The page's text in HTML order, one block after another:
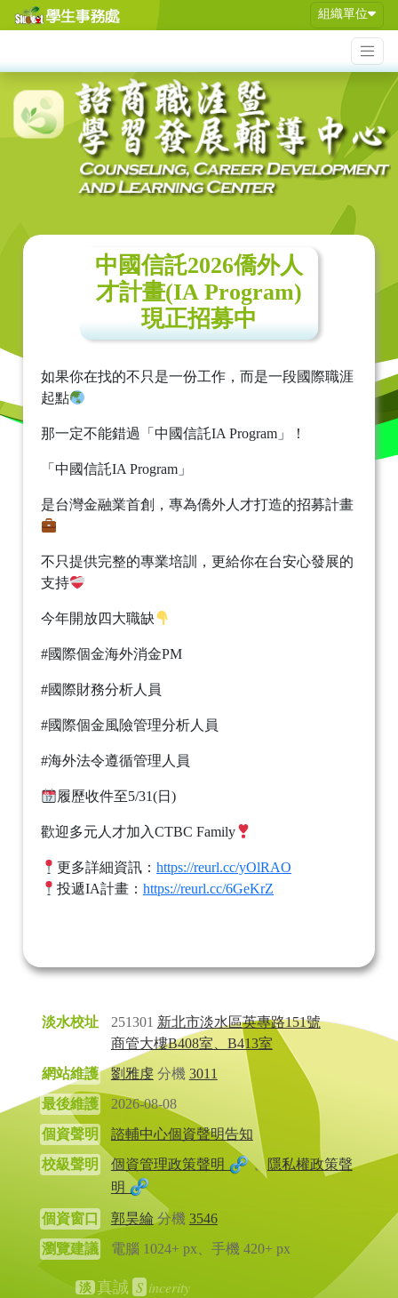
組織單位
中國信託2026僑外人
才計畫(IA Program)
現正招募中
如果你在找的不只是一份工作，而是一段國際職涯
起點
那一定不能錯過「中國信託IA Program」！
「中國信託IA Program」
是台灣金融業首創，專為僑外人才打造的招募計畫
不只提供完整的專業培訓，更給你在台安心發展的
支持
今年開放四大職缺
#國際個金海外消金PM
#國際財務分析人員
#國際個金風險管理分析人員
#海外法令遵循管理人員
履歷收件至5/31(日)
歡迎多元人才加入CTBC Family
更多詳細資訊： https://reurl.cc/yOlRAO
投遞IA計畫： https://reurl.cc/6GeKrZ
淡水校址 251301 新北市淡水區英專路151號
商管大樓B408室、B413室
網站維護
劉雅虔分機 3011
最後維護
2026-08-08
個資聲明
諮輔中心個資聲明告知
校級聲明
個資管理政策聲明 、 隱私權政策聲
明
個資窗口 郭昊綸 分機 3546
瀏覽建議
電腦 1024+ px、手機 420+ px
淡 真誠 S incerity